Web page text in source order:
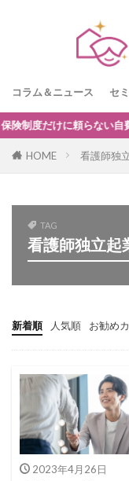
コラム＆ニュース セ
らない自費・保険外
HOME 看護師独
TAG
看護師独立起
新着順 人気順 お勧め
看護
看護
訪問
訪問
訪問
2023年4月26日